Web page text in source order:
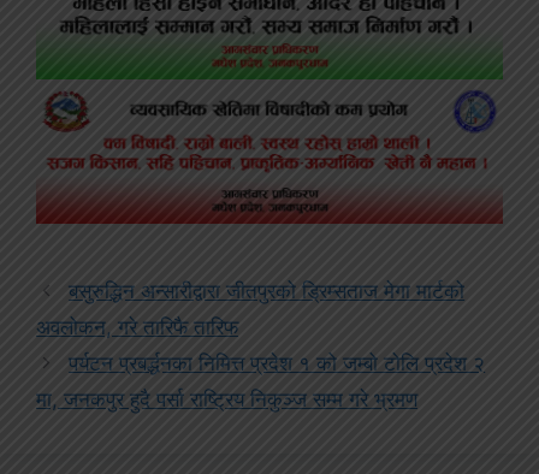
बसुरुद्धिन अन्सारीद्वारा जीतपुरको ड्रिम्सताज मेगा मार्टको
अवलोकन, गरे तारिफै तारिफ
पर्यटन प्रबर्द्धनका निमित्त प्रदेश १ को जम्बो टोलि प्रदेश २
मा, जनकपुर हुदै पर्सा राष्ट्रिय निकुञ्ज सम्म गरे भ्रमण